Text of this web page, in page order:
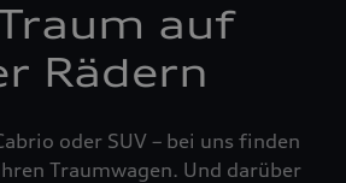
auf
Rädern
oder SUV – bei uns finden
Traumwagen. Und darüber